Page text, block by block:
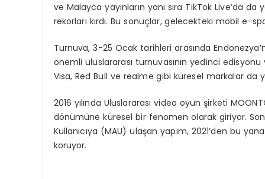
ve Malayca yayınların yanı sıra TikTok Live’da
rekorları kırdı. Bu sonuçlar, gelecekteki mobil e-
Turnuva, 3-25 Ocak tarihleri arasında
önemli uluslararası turnuvasının yedinci
Visa, Red Bull ve realme gibi küresel markalar da
2016 yılında Uluslararası video oyun şirketi
dönümüne küresel bir fenomen olarak giriyor.
Kullanıcıya (MAU) ulaşan yapım, 2021’den bu
koruyor.